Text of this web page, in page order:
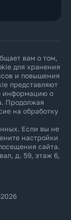
вам о том,
для хранения
и повышения
представляют
информацию о
Продолжая
на обработку
. Если вы не
настройки
сайта.
д. 59, этаж 6,